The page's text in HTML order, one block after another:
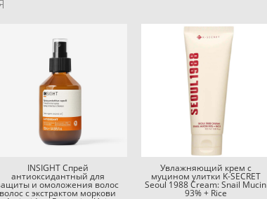
INSIGHT Спрей
антиоксидантный для
и омоложения волос
волос с экстрактом моркови
Увлажняющий крем с
муцином улитки K-SECRET
Seoul 1988 Cream: Snail Mucin
93% + Rice